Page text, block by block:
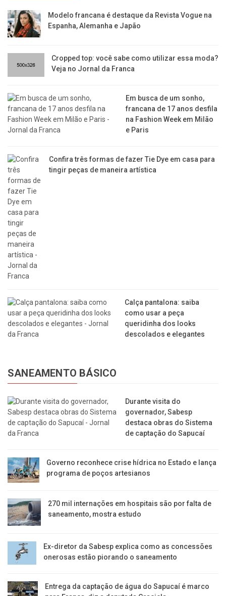
Modelo francana é destaque da Revista Vogue na
Espanha, Alemanha e Japão
Cropped top: você sabe como utilizar essa moda?
Veja no Jornal da Franca
Em busca de um sonho,
francana de 17 anos desfila
na Fashion Week em Milão
e Paris
Confira três formas de fazer Tie Dye em casa para
tingir peças de maneira artística
Calça pantalona: saiba
como usar a peça
queridinha dos looks
descolados e elegantes
SANEAMENTO BÁSICO
Durante visita do
governador, Sabesp
destaca obras do Sistema
de captação do Sapucaí
Governo reconhece crise hídrica no Estado e lança
programa de poços artesianos
270 mil internações em hospitais são por falta de
saneamento, mostra estudo
Ex-diretor da Sabesp explica como as concessões
onerosas estão piorando o saneamento
Entrega da captação de água do Sapucaí é marco